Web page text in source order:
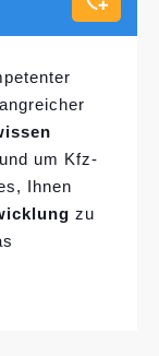
um Kfz-
Ihnen
zu